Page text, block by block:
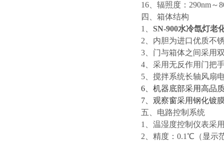
16、辐照度：290nm
四、箱体结构
1、 SN-900水冷氙灯老
2、内胆为进口优质不
3、门与箱体之间采用
4、采用无反作用门把
5、搅拌系统长轴风扇
6 、机器底部采用高品
7 、观察窗采用钢化镀
五、电路控制系统
1、温湿度控制仪表采
2、精度：0.1℃（显示